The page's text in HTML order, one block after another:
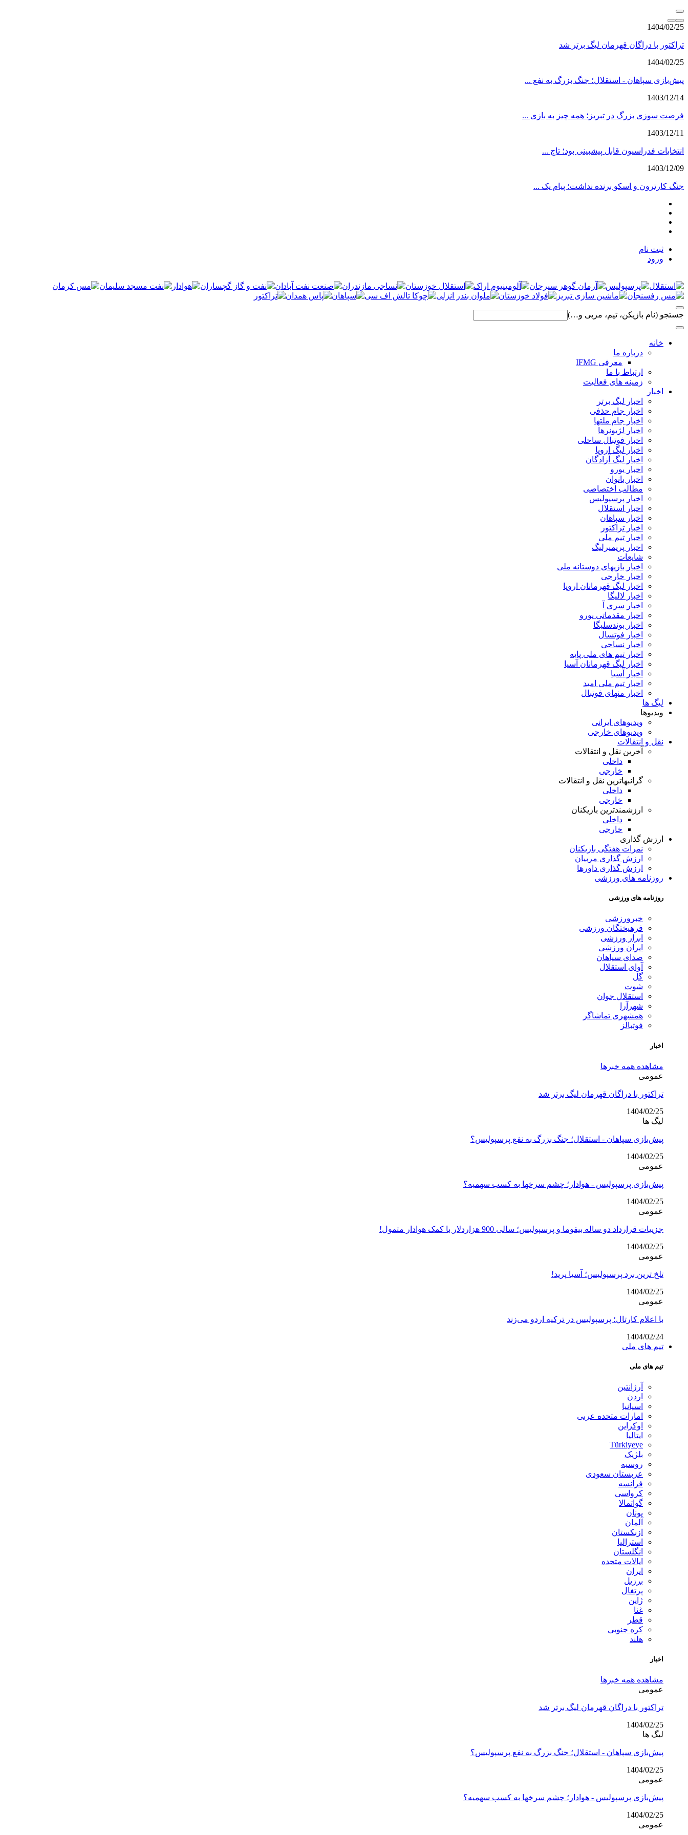
1404/02/25
تراکتور با دراگان قهرمان لیگ برتر شد
1404/02/25
پیش‌بازی سپاهان - استقلال؛ جنگ بزرگ به نفع ...
1403/12/14
فرصت سوزی بزرگ در تبریز؛ همه چیز به بازی ...
1403/12/11
انتخابات فدراسیون قابل پیشبینی بود؛ تاج ...
1403/12/09
جنگ کارترون و اسکو برنده نداشت؛ پیام یک ...
ثبت نام
ورود
جستجو (نام بازیکن، تیم، مربی و…)
خانه
درباره ما
معرفی IFMG
ارتباط با ما
زمینه های فعالیت
اخبار
اخبار لیگ برتر
اخبار جام حذفی
اخبار جام ملتها
اخبار لژیونرها
اخبار فوتبال ساحلی
اخبار لیگ اروپا
اخبار لیگ آزادگان
اخبار یورو
اخبار بانوان
مطالب اختصاصی
اخبار پرسپولیس
اخبار استقلال
اخبار سپاهان
اخبار تراکتور
اخبار تیم ملی
اخبار پریمیرلیگ
شایعات
اخبار بازیهای دوستانه ملی
اخبار خارجی
اخبار لیگ قهرمانان اروپا
اخبار لالیگا
اخبار سری آ
اخبار مقدماتی یورو
اخبار بوندسلیگا
اخبار فوتسال
اخبار نساجی
اخبار تیم های ملی پایه
اخبار لیگ قهرمانان آسیا
اخبار آسیا
اخبار تیم ملی امید
اخبار منهای فوتبال
لیگ ها
ویدیوها
ویدیوهای ایرانی
ویدیوهای خارجی
نقل و انتقالات
آخرین نقل و انتقالات
داخلی
خارجی
گرانبهاترین نقل و انتقالات
داخلی
خارجی
ارزشمندترین بازیکنان
داخلی
خارجی
ارزش گذاری
نمرات هفتگی بازیکنان
ارزش گذاری مربیان
ارزش گذاری داورها
روزنامه های ورزشی
روزنامه های ورزشی
خبرورزشی
فرهیختگان ورزشی
ابرار ورزشی
ایران ورزشی
صدای سپاهان
آوای استقلال
گل
شوت
استقلال جوان
شهرآرا
همشهری تماشاگر
فوتبالز
اخبار
مشاهده همه خبرها
عمومی
تراکتور با دراگان قهرمان لیگ برتر شد
1404/02/25
لیگ ها
پیش‌بازی سپاهان - استقلال؛ جنگ بزرگ به نفع پرسپولیس؟
1404/02/25
عمومی
پیش‌بازی پرسپولیس - هوادار؛ چشم سرخها به کسب سهمیه؟
1404/02/25
عمومی
جزییات قرارداد دو ساله بیفوما و پرسپولیس؛ سالی 900 هزاردلار با کمک هوادار متمول!
1404/02/25
عمومی
تلخ ترین برد پرسپولیس؛ آسیا پرید!
1404/02/25
عمومی
با اعلام کارتال؛ پرسپولیس در ترکیه اردو می‌زند
1404/02/24
تیم های ملی
تیم های ملی
آرژانتین
اردن
اسپانیا
امارات متحده عربی
اوکراین
ایتالیا
Türkiyeye
بلژیک
روسیه
عربستان سعودی
فرانسه
کرواسی
گواتمالا
یونان
آلمان
ازبکستان
استرالیا
انگلستان
ایالات متحده
ایران
برزیل
پرتغال
ژاپن
غنا
قطر
کره جنوبی
هلند
اخبار
مشاهده همه خبرها
عمومی
تراکتور با دراگان قهرمان لیگ برتر شد
1404/02/25
لیگ ها
پیش‌بازی سپاهان - استقلال؛ جنگ بزرگ به نفع پرسپولیس؟
1404/02/25
عمومی
پیش‌بازی پرسپولیس - هوادار؛ چشم سرخها به کسب سهمیه؟
1404/02/25
عمومی